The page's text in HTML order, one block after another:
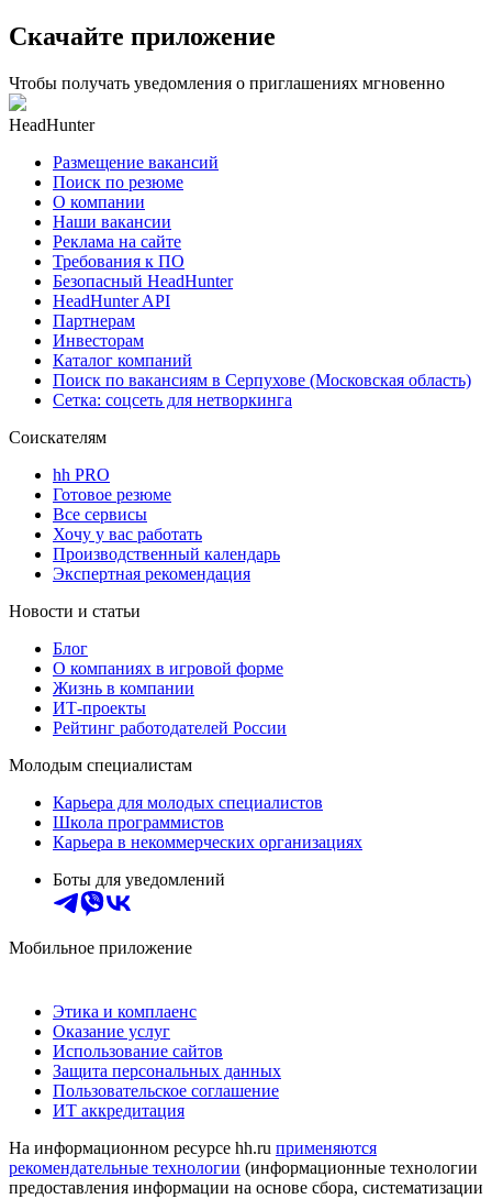
Скачайте приложение
Чтобы получать уведомления о приглашениях мгновенно
HeadHunter
Размещение вакансий
Поиск по резюме
О компании
Наши вакансии
Реклама на сайте
Требования к ПО
Безопасный HeadHunter
HeadHunter API
Партнерам
Инвесторам
Каталог компаний
Поиск по вакансиям в Серпухове (Московская область)
Сетка: соцсеть для нетворкинга
Соискателям
hh PRO
Готовое резюме
Все сервисы
Хочу у вас работать
Производственный календарь
Экспертная рекомендация
Новости и статьи
Блог
О компаниях в игровой форме
Жизнь в компании
ИТ-проекты
Рейтинг работодателей России
Молодым специалистам
Карьера для молодых специалистов
Школа программистов
Карьера в некоммерческих организациях
Боты для уведомлений
Мобильное приложение
Этика и комплаенс
Оказание услуг
Использование сайтов
Защита персональных данных
Пользовательское соглашение
ИТ аккредитация
На информационном ресурсе hh.ru применяются
рекомендательные технологии (информационные технологии
предоставления информации на основе сбора, систематизации